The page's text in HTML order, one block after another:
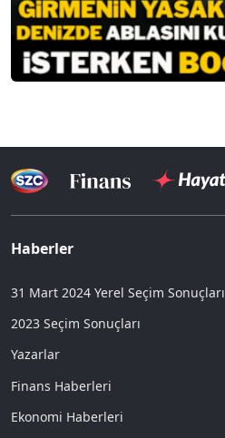
Haberler
31 Mart 2024 Yerel Seçim Sonuçları
2023 Seçim Sonuçları
Yazarlar
Finans Haberleri
Ekonomi Haberleri